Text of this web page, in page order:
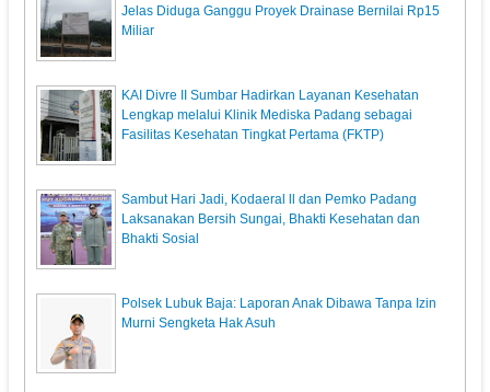
Jelas Diduga Ganggu Proyek Drainase Bernilai Rp15
Miliar
KAI Divre II Sumbar Hadirkan Layanan Kesehatan
Lengkap melalui Klinik Mediska Padang sebagai
Fasilitas Kesehatan Tingkat Pertama (FKTP)
Sambut Hari Jadi, Kodaeral ll dan Pemko Padang
Laksanakan Bersih Sungai, Bhakti Kesehatan dan
Bhakti Sosial
Polsek Lubuk Baja: Laporan Anak Dibawa Tanpa Izin
Murni Sengketa Hak Asuh